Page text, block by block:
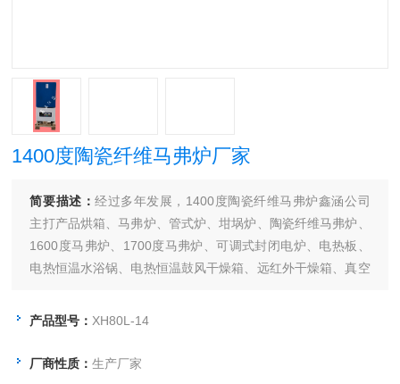
1400度陶瓷纤维马弗炉厂家
简要描述：经过多年发展，1400度陶瓷纤维马弗炉鑫涵公司
主打产品烘箱、马弗炉、管式炉、坩埚炉、陶瓷纤维马弗炉、
1600度马弗炉、1700度马弗炉、可调式封闭电炉、电热板、
电热恒温水浴锅、电热恒温鼓风干燥箱、远红外干燥箱、真空
干燥箱、光照培养箱、生化培养箱、人工气候箱等实验室常用
产品型号： XH80L-14
厂商性质：生产厂家